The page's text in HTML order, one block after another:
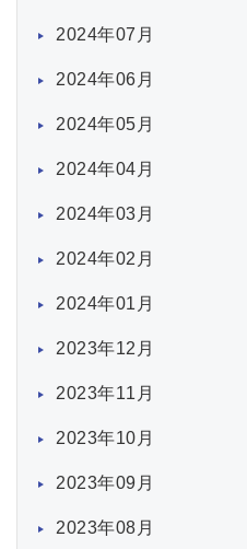
2024年07月
2024年06月
2024年05月
2024年04月
2024年03月
2024年02月
2024年01月
2023年12月
2023年11月
2023年10月
2023年09月
2023年08月